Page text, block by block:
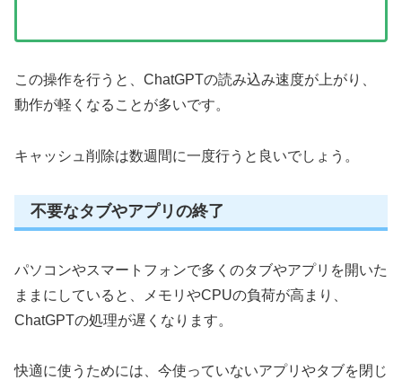
この操作を行うと、ChatGPTの読み込み速度が上がり、
動作が軽くなることが多いです。
キャッシュ削除は数週間に一度行うと良いでしょう。
不要なタブやアプリの終了
パソコンやスマートフォンで多くのタブやアプリを開いた
ままにしていると、メモリやCPUの負荷が高まり、
ChatGPTの処理が遅くなります。
快適に使うためには、今使っていないアプリやタブを閉じ